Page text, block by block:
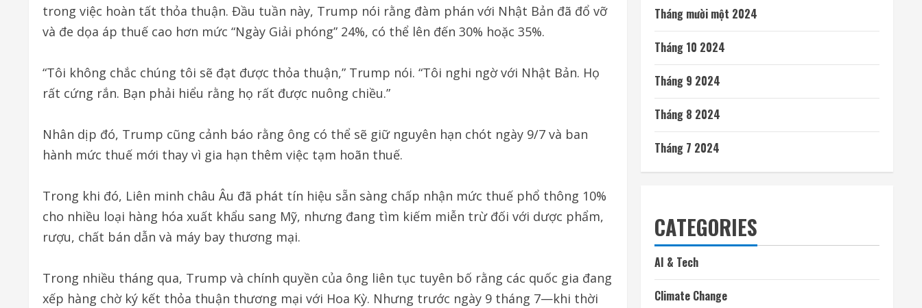
trong việc hoàn tất thỏa thuận. Đầu tuần này, Trump nói rằng đàm phán với Nhật Bản đã đổ vỡ
và đe dọa áp thuế cao hơn mức “Ngày Giải phóng” 24%, có thể lên đến 30% hoặc 35%.
“Tôi không chắc chúng tôi sẽ đạt được thỏa thuận,” Trump nói. “Tôi nghi ngờ với Nhật Bản. Họ
rất cứng rắn. Bạn phải hiểu rằng họ rất được nuông chiều.”
Nhân dịp đó, Trump cũng cảnh báo rằng ông có thể sẽ giữ nguyên hạn chót ngày 9/7 và ban
hành mức thuế mới thay vì gia hạn thêm việc tạm hoãn thuế.
Trong khi đó, Liên minh châu Âu đã phát tín hiệu sẵn sàng chấp nhận mức thuế phổ thông 10%
cho nhiều loại hàng hóa xuất khẩu sang Mỹ, nhưng đang tìm kiếm miễn trừ đối với dược phẩm,
rượu, chất bán dẫn và máy bay thương mại.
Trong nhiều tháng qua, Trump và chính quyền của ông liên tục tuyên bố rằng các quốc gia đang
xếp hàng chờ ký kết thỏa thuận thương mại với Hoa Kỳ. Nhưng trước ngày 9 tháng 7—khi thời
Tháng mười một 2024
Tháng 10 2024
Tháng 9 2024
Tháng 8 2024
Tháng 7 2024
CATEGORIES
AI & Tech
Climate Change